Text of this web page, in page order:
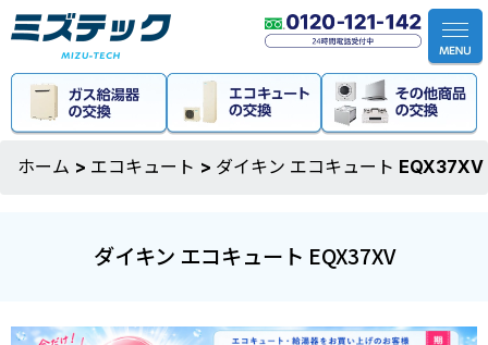
ホーム > エコキュート > ダイキン エコキュート EQX37XV
ダイキン エコキュート EQX37XV